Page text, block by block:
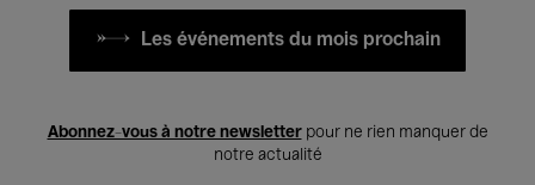
Les événements du mois prochain
Abonnez-vous à notre newsletterpour ne rien manquer de
notre actualité